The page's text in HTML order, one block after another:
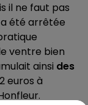
il ne faut pas
a été arrêtée
ventre bien
ainsi des
euros à